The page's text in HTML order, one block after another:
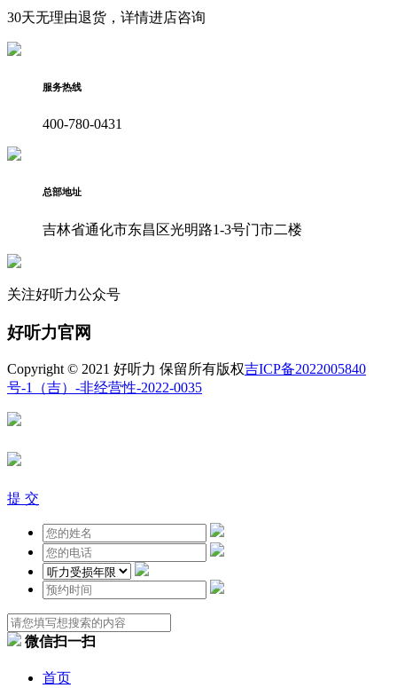
30天无理由退货，详情进店咨询
服务热线
400-780-0431
总部地址
吉林省通化市东昌区光明路1-3号门市二楼
关注好听力公众号
好听力官网
Copyright © 2021 好听力 保留所有版权吉ICP备2022005840
号-1
（吉）-非经营性-2022-0035
提 交
微信扫一扫
首页